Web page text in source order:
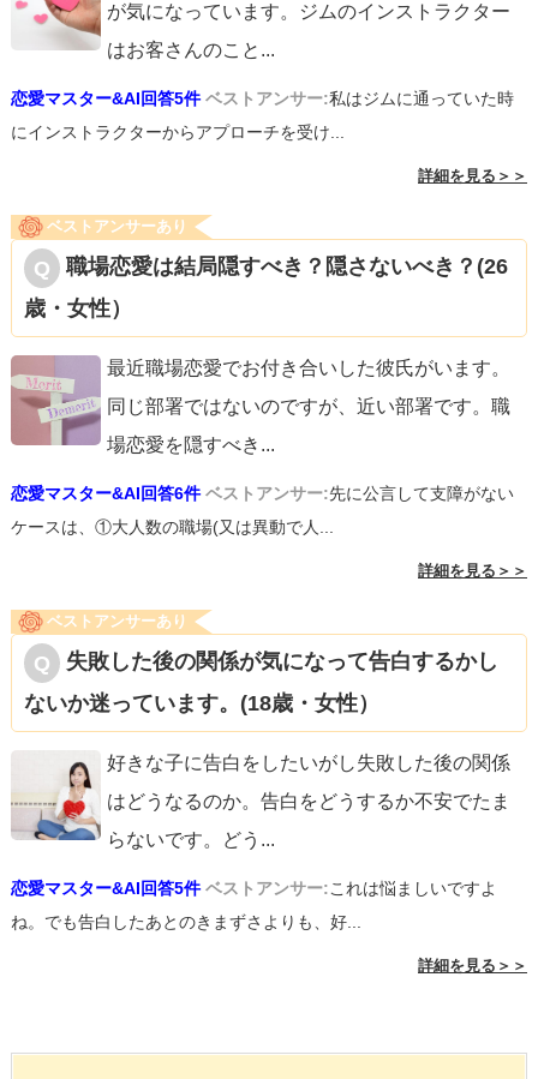
が気になっています。ジムのインストラクター
はお客さんのこと ...
恋愛マスター&AI回答5件 ベストアンサー:私はジムに通っていた時
にインストラクターからアプローチを受け...
詳細を見る＞＞
ベストアンサーあり
職場恋愛は結局隠すべき？隠さないべき？(26
歳・女性）
最近職場恋愛でお付き合いした彼氏がいます。
同じ部署ではないのですが、近い部署です。職
場恋愛を隠すべき ...
恋愛マスター&AI回答6件 ベストアンサー:先に公言して支障がない
ケースは、①大人数の職場(又は異動で人...
詳細を見る＞＞
ベストアンサーあり
失敗した後の関係が気になって告白するかし
ないか迷っています。(18歳・女性）
好きな子に告白をしたいがし失敗した後の関係
はどうなるのか。告白をどうするか不安でたま
らないです。どう ...
恋愛マスター&AI回答5件 ベストアンサー:これは悩ましいですよ
ね。でも告白したあとのきまずさよりも、好...
詳細を見る＞＞